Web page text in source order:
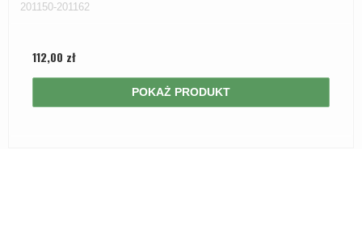
201150-201162
112,00 zł
POKAŻ PRODUKT